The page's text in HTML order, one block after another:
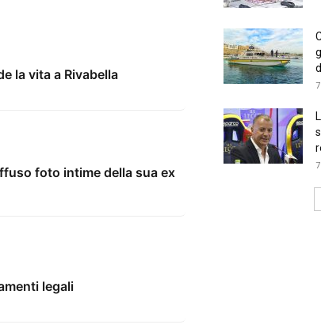
la vita a Rivabella
foto intime della sua ex
legali